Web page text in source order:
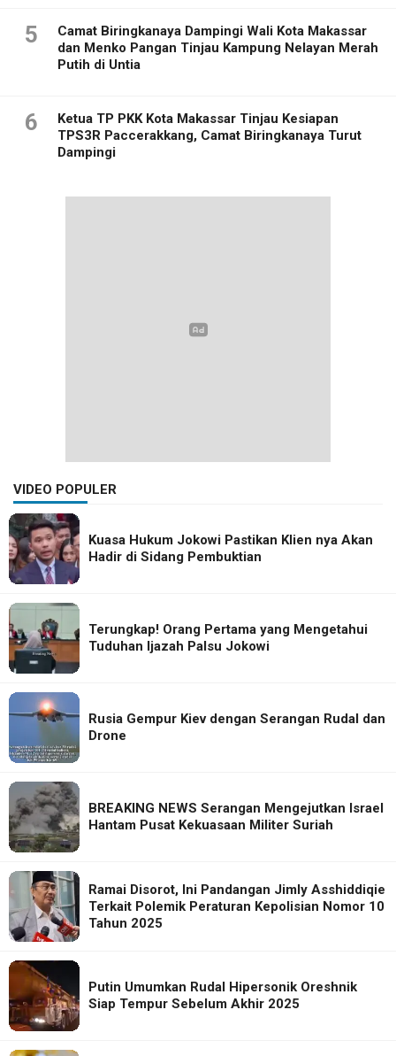
5
Camat Biringkanaya Dampingi Wali Kota Makassar
dan Menko Pangan Tinjau Kampung Nelayan Merah
Putih di Untia
6
Ketua TP PKK Kota Makassar Tinjau Kesiapan
TPS3R Paccerakkang, Camat Biringkanaya Turut
Dampingi
VIDEO POPULER
Kuasa Hukum Jokowi Pastikan Klien nya Akan
Hadir di Sidang Pembuktian
Terungkap! Orang Pertama yang Mengetahui
Tuduhan Ijazah Palsu Jokowi
Rusia Gempur Kiev dengan Serangan Rudal dan
Drone
BREAKING NEWS Serangan Mengejutkan Israel
Hantam Pusat Kekuasaan Militer Suriah
Ramai Disorot, Ini Pandangan Jimly Asshiddiqie
Terkait Polemik Peraturan Kepolisian Nomor 10
Tahun 2025
Putin Umumkan Rudal Hipersonik Oreshnik
Siap Tempur Sebelum Akhir 2025